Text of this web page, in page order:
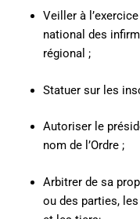
Veiller à
national des
régional ;
Statuer sur les
Autoriser le
nom de l’Ordre ;
Arbitrer de sa
ou des parties,